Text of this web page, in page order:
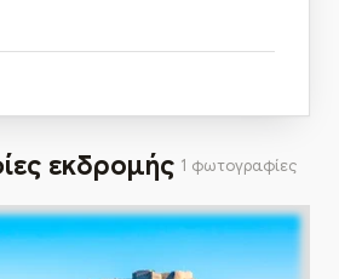
εκδρομής 1 φωτογραφίες